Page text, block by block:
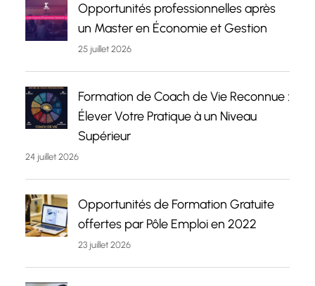
Opportunités professionnelles après
un Master en Économie et Gestion
25 juillet 2026
Formation de Coach de Vie Reconnue :
Élever Votre Pratique à un Niveau
Supérieur
24 juillet 2026
Opportunités de Formation Gratuite
offertes par Pôle Emploi en 2022
23 juillet 2026